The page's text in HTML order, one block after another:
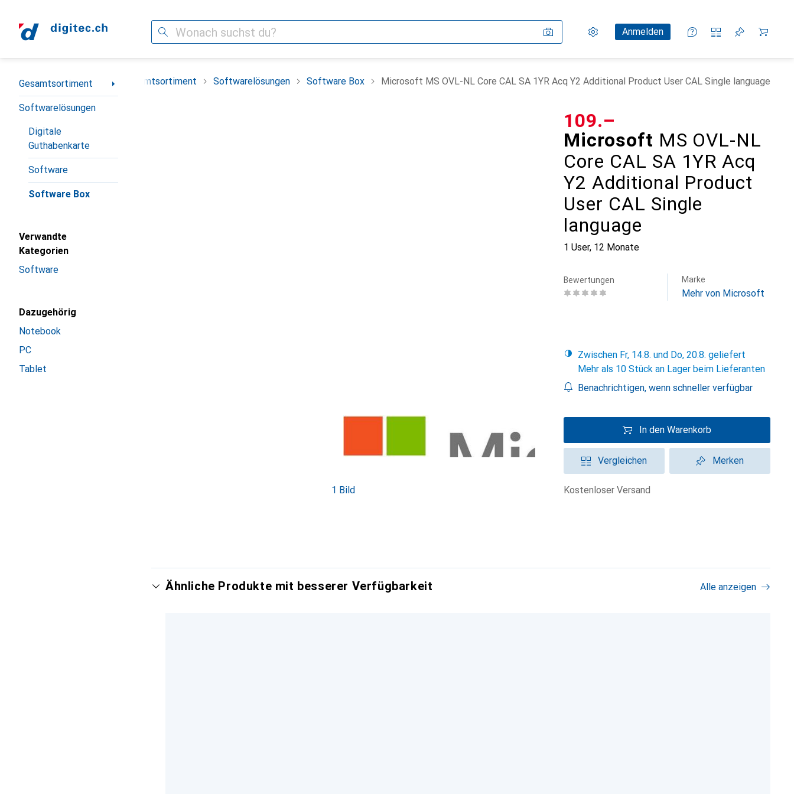
Suche Einstellungen
KundenkontoAnmelden
Vergleichslisten
Merklisten
Warenkorb
Navigation nach Kategorien
Gesamtsortiment
Softwarelösungen
Digitale
Guthabenkarte
Software
Software Box
Verwandte
Kategorien
Software
Dazugehörig
Notebook
PC
Tablet
Gesamtsortiment Softwarelösungen Software Box Microsoft MS OVL-NL Core CAL SA 1YR Acq Y2 Additional Product User CAL Single language
1 Bild
Microsoft MS OVL-NL
Core CAL SA 1YR Acq
Y2 Additional Product
User CAL Single
language
1 User, 12 Monate
CHF
109.–
Bewertungen Marke
Mehr von Microsoft
Zwischen Fr, 14.8. und Do, 20.8. geliefert
Mehr als 10 Stück an Lager beim Lieferanten
Benachrichtigen, wenn schneller verfügbar
In den Warenkorb
Vergleichen Merken
kostenloser Versand
Ähnliche Produkte mit besserer Verfügbarkeit Alle anzeigen